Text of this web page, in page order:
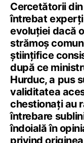
Cercetătorii
întrebat
evoluției dacă
strămoș
științifice
după ce
Hurduc, a pus
validitatea
chestionați au
întrebare
îndoială în
privind